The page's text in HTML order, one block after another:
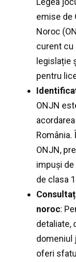
emise de
Noroc
curent cu
legislație
pentru
ONJN
ONJN,
impuși
de clasa
noroc:
detaliate,
domeniul
oferi